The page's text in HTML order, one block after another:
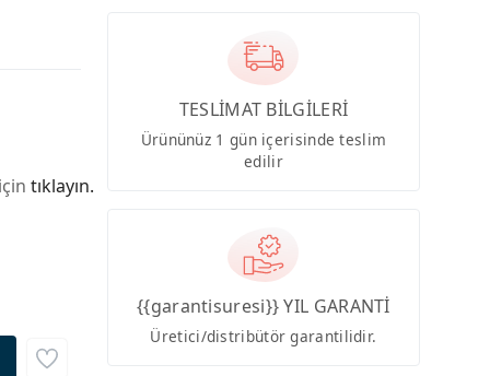
tıklayın.
TESLİMAT BİLGİLERİ
Ürününüz 1 gün içerisinde teslim
edilir
{{garantisuresi}} YIL GARANTİ
Üretici/distribütör garantilidir.